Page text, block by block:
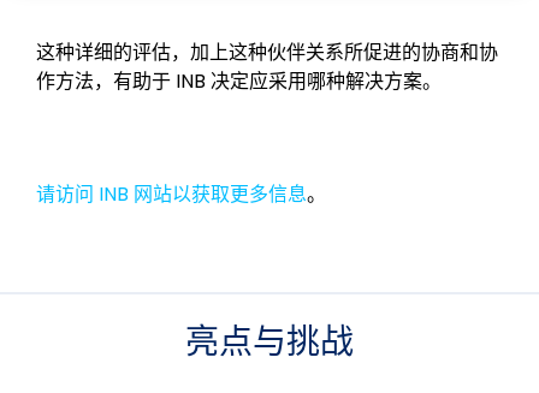
这种详细的评估，加上这种伙伴关系所促进的协商和协
作方法，有助于 INB 决定应采用哪种解决方案。
请访问 INB 网站以获取更多信息。
亮点与挑战